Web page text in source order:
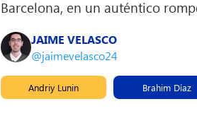
Barcelona, en un auténtico
JAIME VELASCO
@jaimevelasco24
Andriy Lunin Brahim Díaz